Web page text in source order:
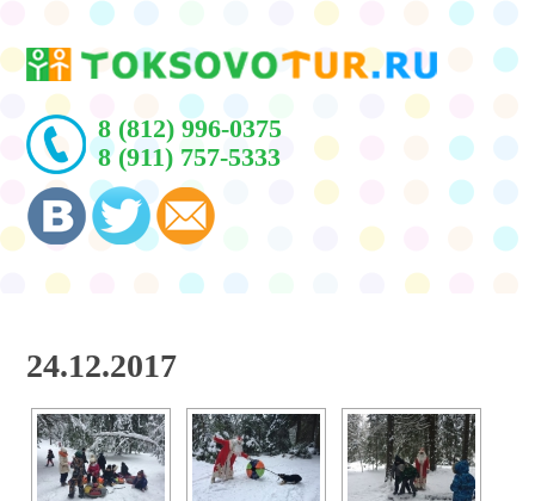
8 (812) 996-0375
8 (911) 757-5333
24.12.2017